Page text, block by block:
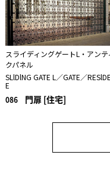
スライディングゲートL・アンテ
クパネル
SLlDlNG GATE L／GATE／
E
086 門扉 [住宅]